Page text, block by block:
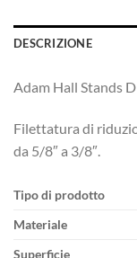
DESCRIZIONE
Adam Hall Stands
Filettatura di
da 5/8″ a 3/8″.
Tipo di prodotto
Materiale
Superficie